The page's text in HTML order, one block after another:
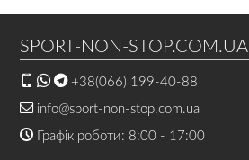
SPORT-NON-STOP.COM.UA
+38(066) 199-40-88
info@sport-non-stop.com.ua
Графік роботи: 8:00 - 17:00